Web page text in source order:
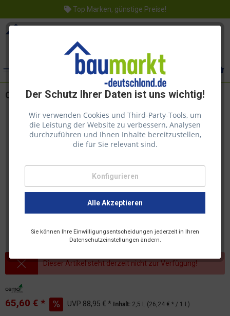
Top Marken, günstige Preise!
Der Schutz Ihrer Daten ist uns wichtig!
Wir verwenden Cookies und Third-Party-Tools, um
die Leistung der Website zu verbessern, Analysen
durchzuführen und Ihnen Inhalte bereitzustellen,
die für Sie relevant sind.
Konfigurieren
Alle Akzeptieren
Sie können Ihre Einwilligungsentscheidungen jederzeit in Ihren
Datenschutzeinstellungen ändern.
Osmo Holzschutz-Öl Lasur | Eiche 706 | 2,5l
Dieser Artikel steht derzeit nicht zur Verfügung!
65,60 € * UVP 88,95 € * Inhalt: 2,5 L (26,24 € * / 1 L)